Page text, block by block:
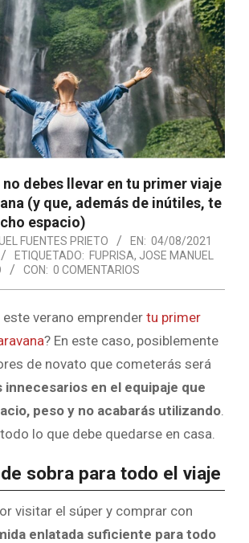
no debes llevar en tu primer viaje
(y que, además de inútiles, te
espacio)
FUENTES PRIETO EN: 04/08/2021
ETIQUETADO: FUPRISA, JOSE MANUEL
CON: 0 COMENTARIOS
verano emprender tu primer
? En este caso, posiblemente
de novato que cometerás será
innecesarios en el equipaje que
peso y no acabarás utilizando
lo que debe quedarse en casa.
sobra para todo el viaje
visitar el súper y comprar con
enlatada suficiente para todo